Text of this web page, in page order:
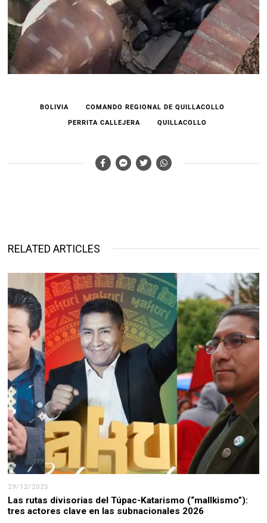
BOLIVIA
COMANDO REGIONAL DE QUILLACOLLO
PERRITA CALLEJERA
QUILLACOLLO
RELATED ARTICLES
29/12/2025
Las rutas divisorias del Túpac-Katarismo (“mallkismo”):
tres actores clave en las subnacionales 2026